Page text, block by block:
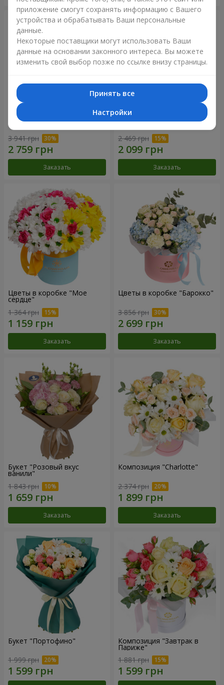
Букет "Крещатик"
3 941 грн
Заказать
Букет "Дежавю"
2 469 грн
Заказать
Цветы в коробке "Мое
сердце"
1 364 грн
Заказать
Цветы в коробке "Барокко"
3 856 грн
Заказать
Букет "Розовый вкус
ванили"
1 843 грн
Заказать
Композиция "Charlotte"
2 374 грн
Заказать
Букет "Портофино"
1 999 грн
Композиция "Завтрак в
Париже"
1 881 грн
приложение смогут сохранять информацию с Вашего
устройства и обрабатывать Ваши персональные
данные.
Некоторые поставщики могут использовать Ваши
данные на основании законного интереса. Вы можете
изменить свой выбор позже по ссылке внизу страницы.
Принять все
Настройки